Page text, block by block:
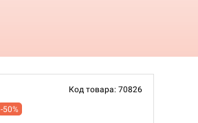
Код товара: 70826
-50%